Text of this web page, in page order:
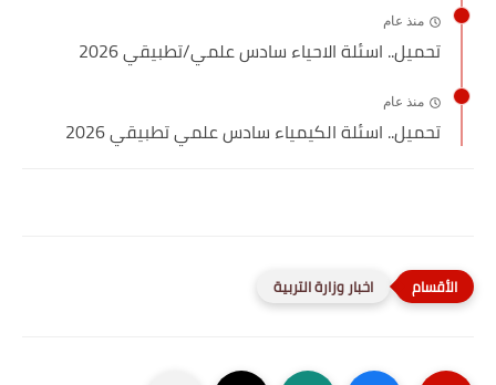
منذ عام
تحميل.. اسئلة الاحياء سادس علمي/تطبيقي 2026
منذ عام
تحميل.. اسئلة الكيمياء سادس علمي تطبيقي 2026
اخبار وزارة التربية